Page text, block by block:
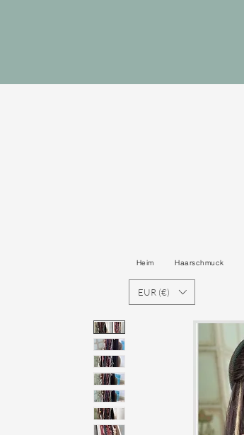
Heim Haarschmuck
EUR (€)